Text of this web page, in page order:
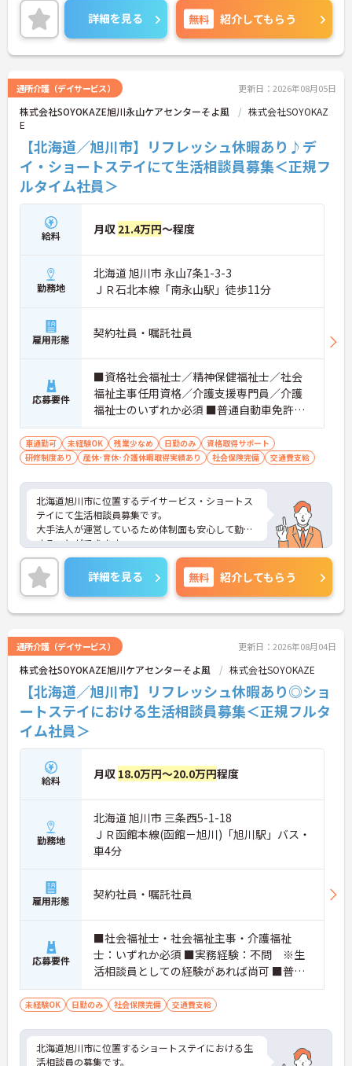
ご興味のある方には、面接対策ポイントなど、さら
に詳細をご案内しますのでお気軽にご相談くださ
い！
詳細を見る 無料 紹介してもらう
通所介護（デイサービス） 更新日：2026年08月05日
株式会社SOYOKAZE旭川永山ケアセンターそよ風
株式会社SOYOKAZ
E
【北海道／旭川市】リフレッシュ休暇あり♪デ
イ・ショートステイにて生活相談員募集＜正規フ
ルタイム社員＞
給料 月収 21.4万円～程度
勤務地
北海道 旭川市 永山7条1-3-3
ＪＲ石北本線「南永山駅」徒歩11分
雇用形態 契約社員・嘱託社員
応募要件
■資格社会福祉士／精神保健福祉士／社会
福祉主事任用資格／介護支援専門員／介護
福祉士のいずれか必須 ■普通自動車免許：
必須 ※業務上車の運転あり ■経験不問、
未経験OK
車通勤可 未経験OK 残業少なめ 日勤のみ
資格取得サポート
研修制度あり
産休･育休･介護休暇取得実績あり 社会保険完備 交通費支給
北海道旭川市に位置するデイサービス・ショートス
テイにて生活相談員募集です。
大手法人が運営しているため体制面も安心して勤務
することができます。
ご興味のある方には、面接対策ポイントなど、さら
に詳細をお話いたしますので、お気軽にご相談くだ
さい。
詳細を見る 無料 紹介してもらう
通所介護（デイサービス） 更新日：2026年08月04日
株式会社SOYOKAZE旭川ケアセンターそよ風 株式会社SOYOKAZE
【北海道／旭川市】リフレッシュ休暇あり◎ショ
ートステイにおける生活相談員募集＜正規フルタ
イム社員＞
給料 月収 18.0万円～20.0万円程度
勤務地
北海道 旭川市 三条西5-1-18
ＪＲ函館本線(函館－旭川)「旭川駅」バス・
車4分
雇用形態 契約社員・嘱託社員
応募要件
■社会福祉士・社会福祉主事・介護福祉
士：いずれか必須 ■実務経験：不問 ※生
活相談員としての経験があれば尚可 ■普通
自動車運転免許：必須
未経験OK 日勤のみ 社会保険完備 交通費支給
北海道旭川市に位置するショートステイにおける生
活相談員の募集です。